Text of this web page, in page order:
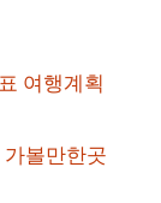
여행계획
볼만한곳